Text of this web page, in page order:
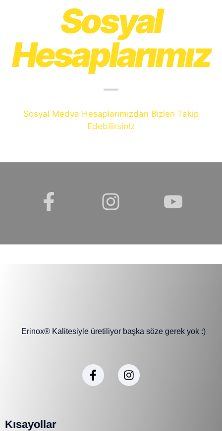
Sosyal
Hesaplarımız
Sosyal Medya Hesaplarımızdan Bizleri Takip
Edebilirsiniz
Erinox® Kalitesiyle üretiliyor başka söze gerek yok :)
Kısayollar